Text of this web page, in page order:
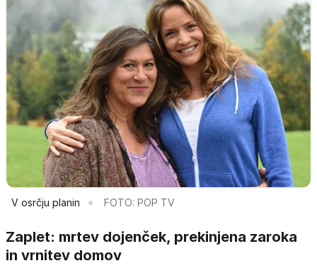
V osrčju planin FOTO: POP TV
Zaplet: mrtev dojenček, prekinjena zaroka
in vrnitev domov